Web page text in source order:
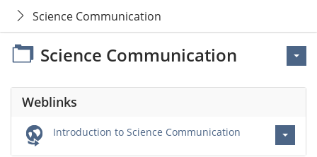
Science Communication
Science Communication
Weblinks
Introduction to Science Communication